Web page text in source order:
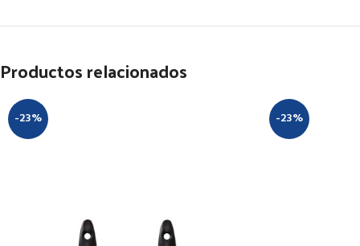
Productos relacionados
-23% -23%